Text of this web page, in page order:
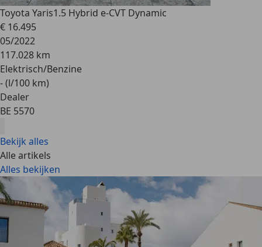
Toyota Yaris1.5 Hybrid e-CVT Dynamic
€ 16.495
05/2022
117.028 km
Elektrisch/Benzine
- (l/100 km)
Dealer
BE 5570
Bekijk alles
Alle artikels
Alles bekijken